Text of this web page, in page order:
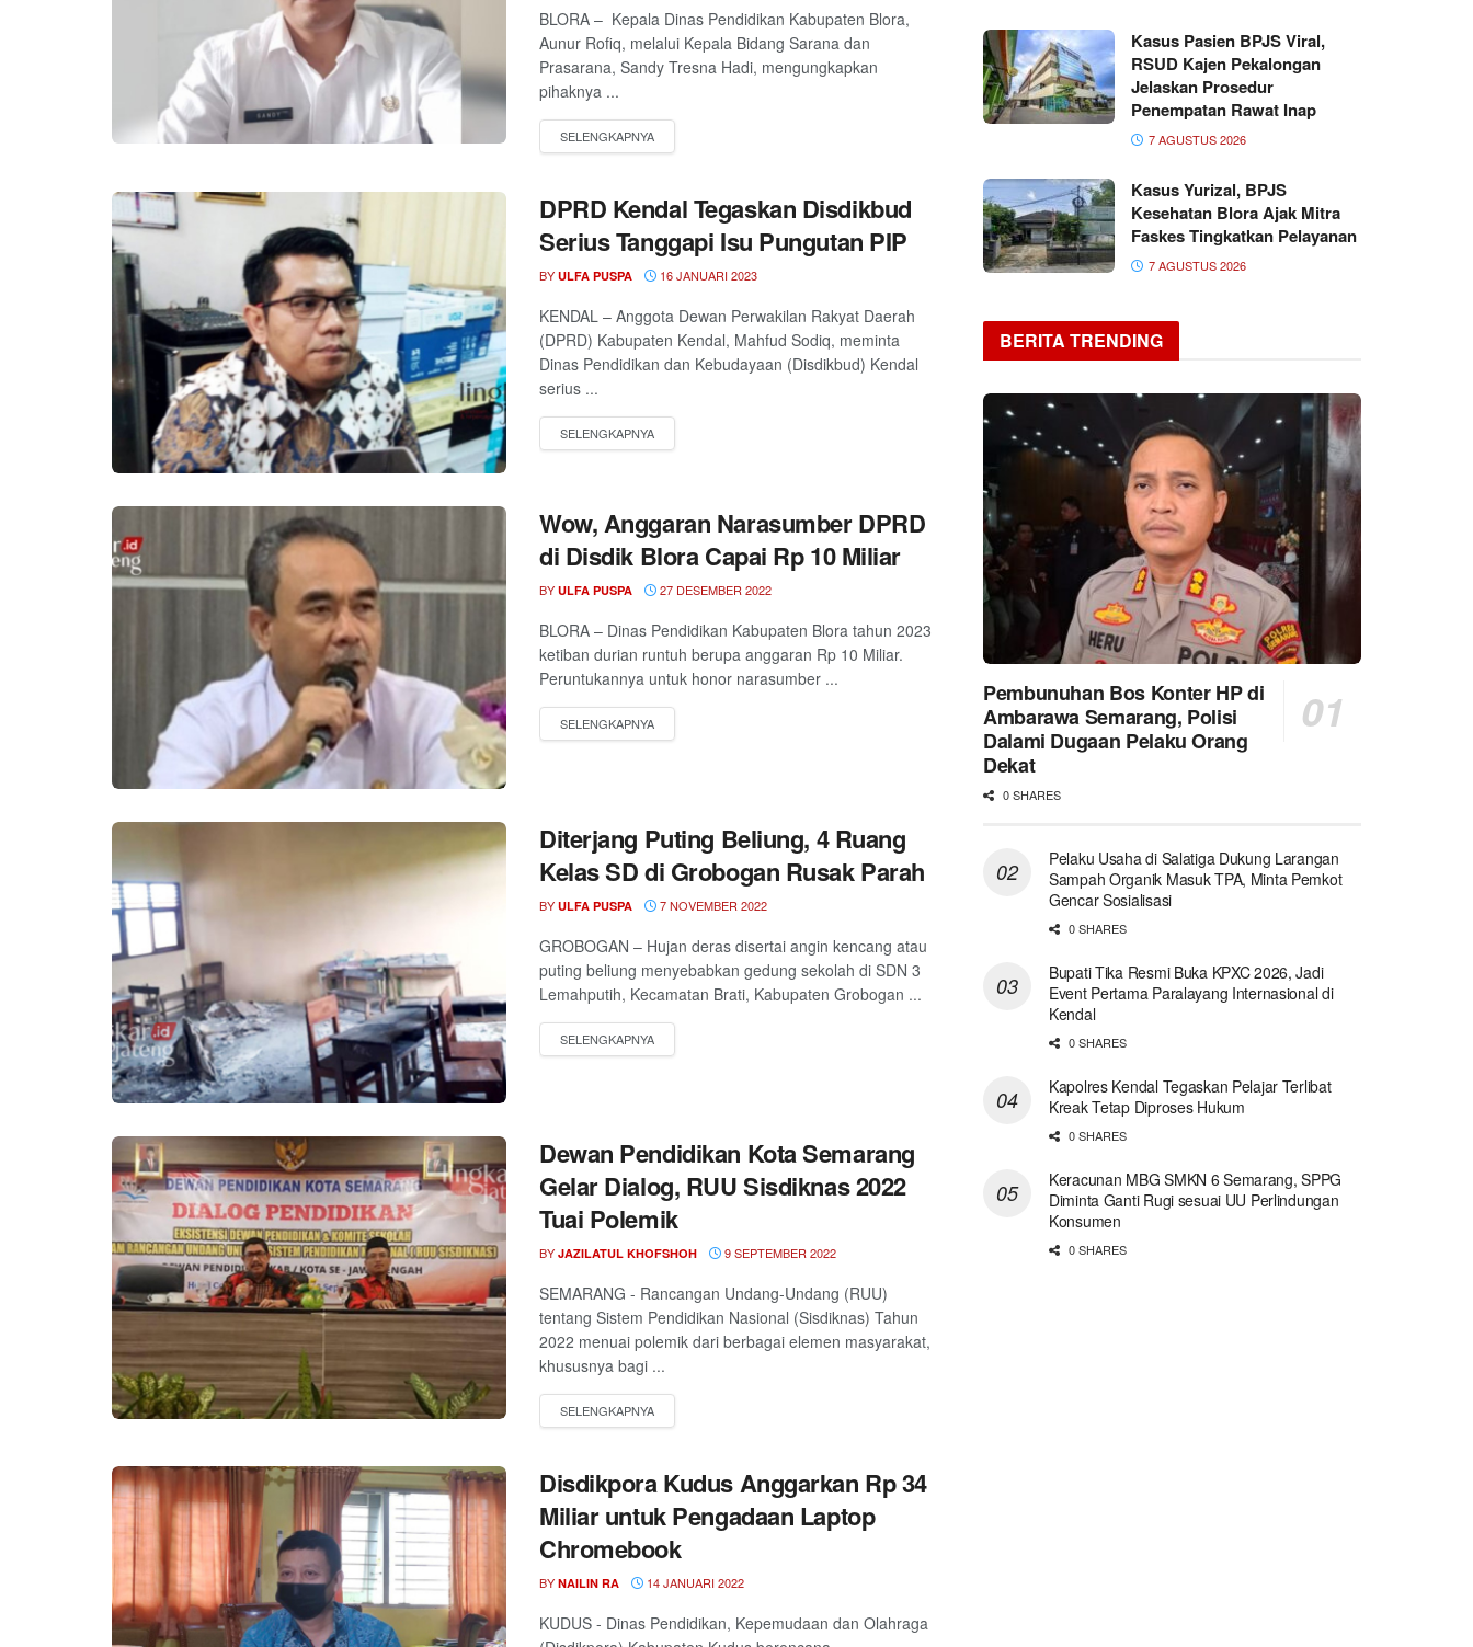
BLORA – Kepala Dinas Pendidikan Kabupaten Blora,
Aunur Rofiq, melalui Kepala Bidang Sarana dan
Prasarana, Sandy Tresna Hadi, mengungkapkan
pihaknya ...
DPRD Kendal Tegaskan Disdikbud
Serius Tanggapi Isu Pungutan PIP
BY ULFA PUSPA 16 JANUARI 2023
KENDAL – Anggota Dewan Perwakilan Rakyat Daerah
(DPRD) Kabupaten Kendal, Mahfud Sodiq, meminta
Dinas Pendidikan dan Kebudayaan (Disdikbud) Kendal
serius ...
Wow, Anggaran Narasumber DPRD
di Disdik Blora Capai Rp 10 Miliar
BY ULFA PUSPA 27 DESEMBER 2022
BLORA – Dinas Pendidikan Kabupaten Blora tahun 2023
ketiban durian runtuh berupa anggaran Rp 10 Miliar.
Peruntukannya untuk honor narasumber ...
Diterjang Puting Beliung, 4 Ruang
Kelas SD di Grobogan Rusak Parah
BY ULFA PUSPA 7 NOVEMBER 2022
GROBOGAN – Hujan deras disertai angin kencang atau
puting beliung menyebabkan gedung sekolah di SDN 3
Lemahputih, Kecamatan Brati, Kabupaten Grobogan ...
Dewan Pendidikan Kota Semarang
Gelar Dialog, RUU Sisdiknas 2022
Tuai Polemik
BY JAZILATUL KHOFSHOH 9 SEPTEMBER 2022
SEMARANG - Rancangan Undang-Undang (RUU)
tentang Sistem Pendidikan Nasional (Sisdiknas) Tahun
2022 menuai polemik dari berbagai elemen masyarakat,
khususnya bagi ...
Disdikpora Kudus Anggarkan Rp 34
Miliar untuk Pengadaan Laptop
Chromebook
BY NAILIN RA 14 JANUARI 2022
KUDUS - Dinas Pendidikan, Kepemudaan dan Olahraga
Kasus Pasien BPJS Viral,
RSUD Kajen Pekalongan
Jelaskan Prosedur
Penempatan Rawat Inap
7 AGUSTUS 2026
Kasus Yurizal, BPJS
Kesehatan Blora Ajak Mitra
Faskes Tingkatkan Pelayanan
7 AGUSTUS 2026
BERITA TRENDING
Pembunuhan Bos Konter HP di
Ambarawa Semarang, Polisi
Dalami Dugaan Pelaku Orang
Dekat
0 SHARES
Pelaku Usaha di Salatiga Dukung Larangan
Sampah Organik Masuk TPA, Minta Pemkot
Gencar Sosialisasi
0 SHARES
Bupati Tika Resmi Buka KPXC 2026, Jadi
Event Pertama Paralayang Internasional di
Kendal
0 SHARES
Kapolres Kendal Tegaskan Pelajar Terlibat
Kreak Tetap Diproses Hukum
0 SHARES
Keracunan MBG SMKN 6 Semarang, SPPG
Diminta Ganti Rugi sesuai UU Perlindungan
Konsumen
0 SHARES